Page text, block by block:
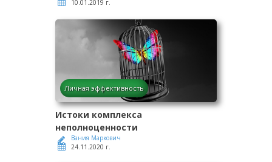
10.01.2019 г.
Личная эффективность
Истоки комплекса
неполноценности
Вания Маркович
24.11.2020 г.